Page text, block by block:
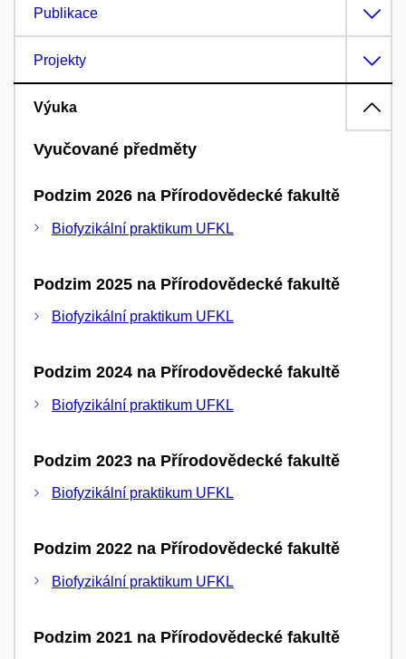
Publikace
Projekty
Výuka
Vyučované předměty
Podzim 2026 na Přírodovědecké fakultě
Biofyzikální praktikum UFKL
Podzim 2025 na Přírodovědecké fakultě
Biofyzikální praktikum UFKL
Podzim 2024 na Přírodovědecké fakultě
Biofyzikální praktikum UFKL
Podzim 2023 na Přírodovědecké fakultě
Biofyzikální praktikum UFKL
Podzim 2022 na Přírodovědecké fakultě
Biofyzikální praktikum UFKL
Podzim 2021 na Přírodovědecké fakultě